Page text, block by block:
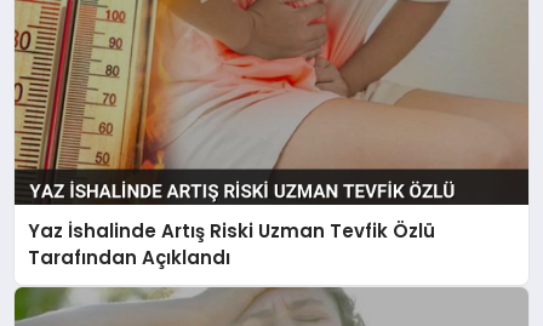
Yaz İshalinde Artış Riski Uzman Tevfik Özlü
Tarafından Açıklandı